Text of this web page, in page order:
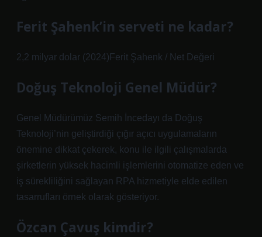
Ferit Şahenk’in serveti ne kadar?
2,2 milyar dolar (2024)Ferit Şahenk / Net Değeri
Doğuş Teknoloji Genel Müdür?
Genel Müdürümüz Semih İncedayı da Doğuş
Teknoloji’nin geliştirdiği çığır açıcı uygulamaların
önemine dikkat çekerek, konu ile ilgili çalışmalarda
şirketlerin yüksek hacimli işlemlerini otomatize eden ve
iş sürekliliğini sağlayan RPA hizmetiyle elde edilen
tasarrufları örnek olarak gösteriyor.
Özcan Çavuş kimdir?